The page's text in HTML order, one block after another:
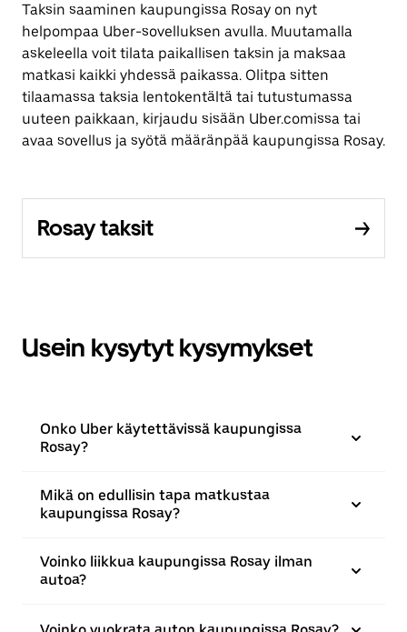
Taksin saaminen kaupungissa Rosay on nyt
helpompaa Uber-sovelluksen avulla. Muutamalla
askeleella voit tilata paikallisen taksin ja maksaa
matkasi kaikki yhdessä paikassa. Olitpa sitten
tilaamassa taksia lentokentältä tai tutustumassa
uuteen paikkaan, kirjaudu sisään Uber.comissa tai
avaa sovellus ja syötä määränpää kaupungissa Rosay.
Rosay taksit
Usein kysytyt kysymykset
Onko Uber käytettävissä kaupungissa
Rosay?
Mikä on edullisin tapa matkustaa
kaupungissa Rosay?
Voinko liikkua kaupungissa Rosay ilman
autoa?